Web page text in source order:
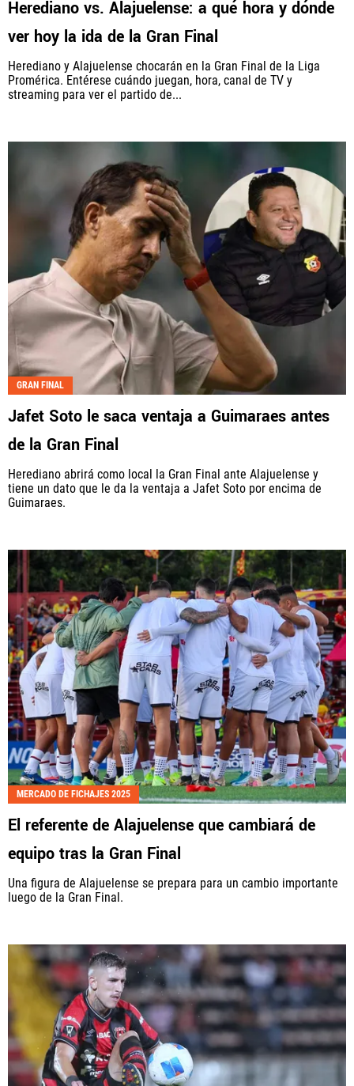
PANAMÁ
NICARAGUA
QUIENES SOMOS | STAFF | CONTACTO
Términos y Condiciones
Políticas de Privacidad
Política Editorial
Ad Choices
Fútbol Centroamérica, al igual que Futbol Sites, es
una compañía perteneciente a Better Collective.
Todos los derechos reservados.
Herediano vs. Alajuelense: a qué hora y dónde
ver hoy la ida de la Gran Final
Herediano y Alajuelense chocarán en la Gran Final de la Liga
Promérica. Entérese cuándo juegan, hora, canal de TV y
streaming para ver el partido de...
GRAN FINAL
Jafet Soto le saca ventaja a Guimaraes antes
de la Gran Final
Herediano abrirá como local la Gran Final ante Alajuelense y
tiene un dato que le da la ventaja a Jafet Soto por encima de
Guimaraes.
MERCADO DE FICHAJES 2025
El referente de Alajuelense que cambiará de
equipo tras la Gran Final
Una figura de Alajuelense se prepara para un cambio importante
luego de la Gran Final.